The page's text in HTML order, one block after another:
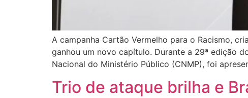
A campanha Cartão Vermelho para o Racismo,
ganhou um novo capítulo. Durante a 29ª edição
Nacional do Ministério Público (CNMP), foi
Trio de ataque brilha e